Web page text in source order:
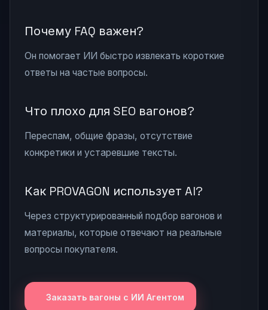
Почему FAQ важен?
Он помогает ИИ быстро извлекать короткие
ответы на частые вопросы.
Что плохо для SEO вагонов?
Переспам, общие фразы, отсутствие
конкретики и устаревшие тексты.
Как PROVAGON использует AI?
Через структурированный подбор вагонов и
материалы, которые отвечают на реальные
вопросы покупателя.
Заказать вагоны с ИИ Агентом